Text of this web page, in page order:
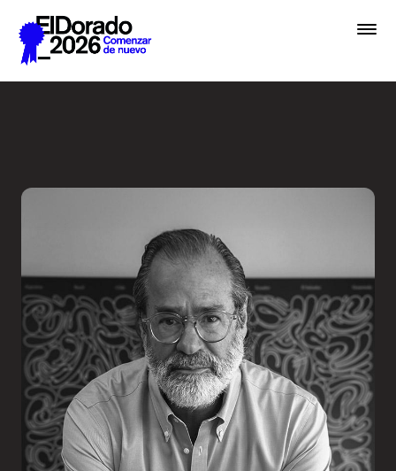
Saltar al contenido principal
Inscribir
Boletería